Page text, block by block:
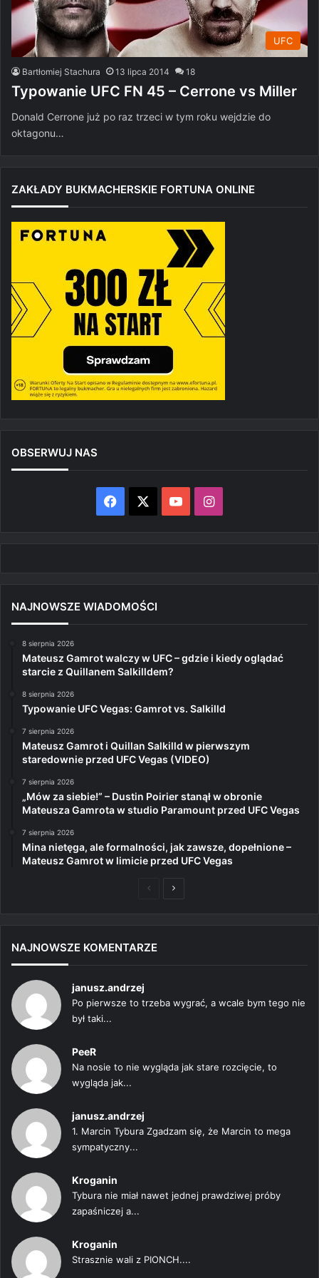
UFC
Bartłomiej Stachura 13 lipca 2014 18
Typowanie UFC FN 45 – Cerrone vs Miller
Donald Cerrone już po raz trzeci w tym roku wejdzie do
oktagonu…
ZAKŁADY BUKMACHERSKIE FORTUNA ONLINE
OBSERWUJ NAS
Facebook YouTubeInstagram
NAJNOWSZE WIADOMOŚCI
8 sierpnia 2026
Mateusz Gamrot walczy w UFC – gdzie i kiedy oglądać
starcie z Quillanem Salkilldem?
8 sierpnia 2026
Typowanie UFC Vegas: Gamrot vs. Salkilld
7 sierpnia 2026
Mateusz Gamrot i Quillan Salkilld w pierwszym
staredownie przed UFC Vegas (VIDEO)
7 sierpnia 2026
„Mów za siebie!” – Dustin Poirier stanął w obronie
Mateusza Gamrota w studio Paramount przed UFC Vegas
7 sierpnia 2026
Mina nietęga, ale formalności, jak zawsze, dopełnione –
Mateusz Gamrot w limicie przed UFC Vegas
PoprzedniaNastępna
NAJNOWSZE KOMENTARZE
janusz.andrzej
Po pierwsze to trzeba wygrać, a wcale bym tego nie
był taki...
PeeR
Na nosie to nie wygląda jak stare rozcięcie, to
wygląda jak...
janusz.andrzej
1. Marcin Tybura Zgadzam się, że Marcin to mega
sympatyczny...
Kroganin
Tybura nie miał nawet jednej prawdziwej próby
zapaśniczej a...
Kroganin
Strasznie wali z PIONCH....